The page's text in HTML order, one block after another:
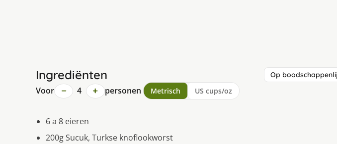
Ingrediënten Op
Voor − 4 + personen Metrisch US cups/oz
6 a 8 eieren
200g Sucuk, Turkse knoflookworst